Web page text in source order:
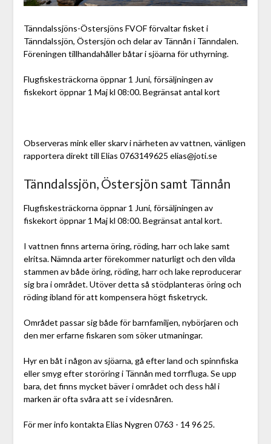
Tänndalssjöns-Östersjöns FVOF förvaltar fisket i
Tänndalssjön, Östersjön och delar av Tännån i Tänndalen.
Föreningen tillhandahåller båtar i sjöarna för uthyrning.
Flugfiskesträckorna öppnar 1 Juni, försäljningen av
fiskekort öppnar 1 Maj kl 08:00. Begränsat antal kort
Observeras mink eller skarv i närheten av vattnen, vänligen
rapportera direkt till Elias 0763149625 elias@joti.se
Tänndalssjön, Östersjön samt Tännån
Flugfiskesträckorna öppnar 1 Juni, försäljningen av
fiskekort öppnar 1 Maj kl 08:00. Begränsat antal kort.
I vattnen finns arterna öring, röding, harr och lake samt
elritsa. Nämnda arter förekommer naturligt och den vilda
stammen av både öring, röding, harr och lake reproducerar
sig bra i området. Utöver detta så stödplanteras öring och
röding ibland för att kompensera högt fisketryck.
Området passar sig både för barnfamiljen, nybörjaren och
den mer erfarne fiskaren som söker utmaningar.
Hyr en båt i någon av sjöarna, gå efter land och spinnfiska
eller smyg efter storöring i Tännån med torrfluga. Se upp
bara, det finns mycket bäver i området och dess hål i
marken är ofta svåra att se i videsnåren.
För mer info kontakta Elias Nygren 0763 - 14 96 25.